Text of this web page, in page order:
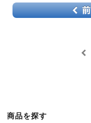
商品を探す